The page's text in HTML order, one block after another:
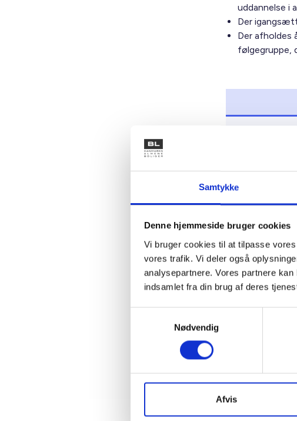
Samtykke
Denne hjemmeside bruger cookies
Vi bruger cookies til at tilpasse
vores trafik. Vi deler også
analysepartnere. Vores partnere
indsamlet fra din brug af deres
Nødvendig
Afvis
uddannelse i
Der
Der afholdes
følgegruppe,
Se hele